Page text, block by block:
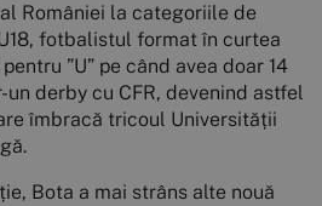
României la categoriile de
fotbalistul format în curtea
”U” pe când avea doar 14
un derby cu CFR, devenind astfel
îmbracă tricoul Universității
Bota a mai strâns alte nouă